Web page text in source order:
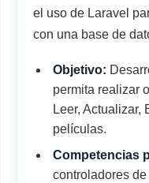
el uso de Laravel
con una base de
Objetivo:
permita realizar
Leer, Actualizar,
películas.
Competencias
controladores